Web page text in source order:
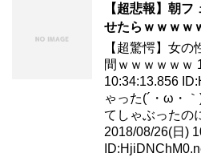
【超悲報】朝
せたらｗｗｗｗ
【超驚愕】女
間ｗｗｗｗｗｗ
10:34:13.856
ゃった(´・ω・
てしゃぶったの
2018/08/26(日)